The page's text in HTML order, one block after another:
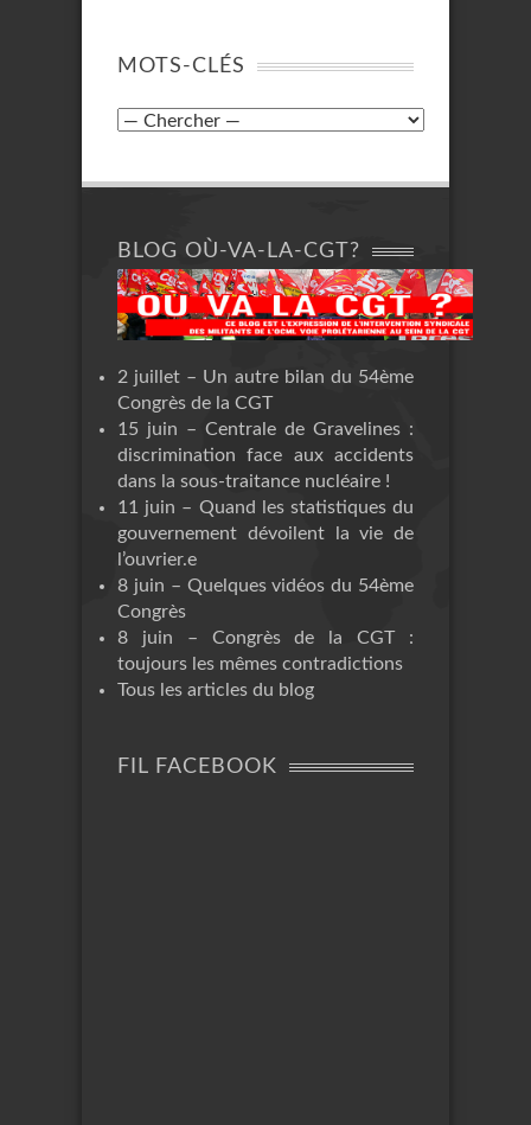
MOTS-CLÉS
BLOG OÙ-VA-LA-CGT?
2 juillet – Un autre bilan du 54ème
Congrès de la CGT
15 juin – Centrale de Gravelines :
discrimination face aux accidents
dans la sous-traitance nucléaire !
11 juin – Quand les statistiques du
gouvernement dévoilent la vie de
l’ouvrier.e
8 juin – Quelques vidéos du 54ème
Congrès
8 juin – Congrès de la CGT :
toujours les mêmes contradictions
Tous les articles du blog
FIL FACEBOOK